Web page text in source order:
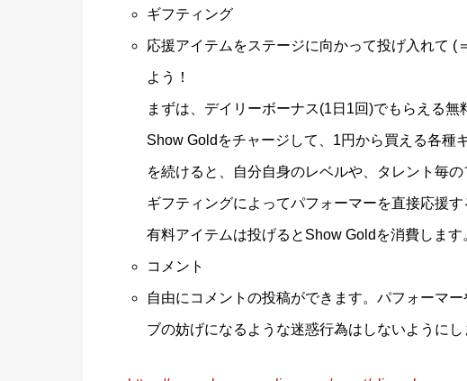
ギフティング
応援アイテムをステージに向かって投げ入れて (
よう！
まずは、デイリーボーナス(1日1回)でもらえる無
Show Goldをチャージして、1円から買える各種
を続けると、自分自身のレベルや、タレント毎
ギフティングによってパフォーマーを直接応援す
有料アイテムは投げるとShow Goldを消費します
コメント
自由にコメントの投稿ができます。パフォーマ
ブの妨げになるような迷惑行為はしないようにし